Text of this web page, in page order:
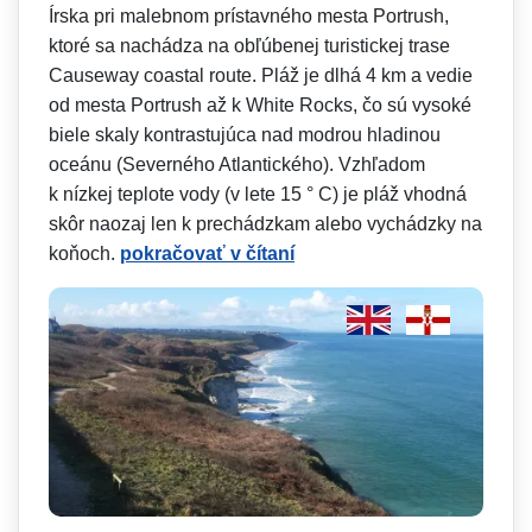
Írska pri malebnom prístavného mesta Portrush,
ktoré sa nachádza na obľúbenej turistickej trase
Causeway coastal route. Pláž je dlhá 4 km a vedie
od mesta Portrush až k White Rocks, čo sú vysoké
biele skaly kontrastujúca nad modrou hladinou
oceánu (Severného Atlantického). Vzhľadom
k nízkej teplote vody (v lete 15 ° C) je pláž vhodná
skôr naozaj len k prechádzkam alebo vychádzky na
koňoch. pokračovať v čítaní